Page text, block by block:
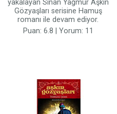
yakalayan Sinan Yağmur Aşkın
Gözyaşları serisine Hamuş
romanı ile devam ediyor.
Puan: 6.8 | Yorum: 11